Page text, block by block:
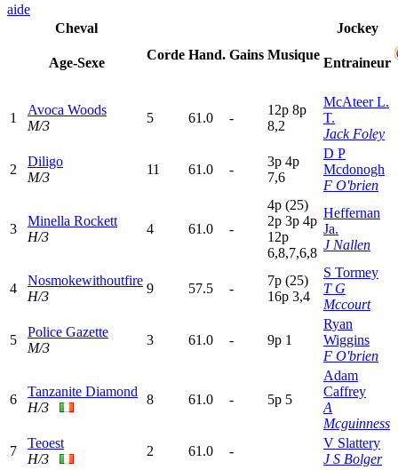
aide
Cheval
Age-Sexe
Corde Hand. Gains Musique
Jockey
Entraineur
1
Avoca Woods
M/3
5 61.0 -
12p 8p
8,2
McAteer L.
T.
Jack Foley
2
Diligo
M/3
11 61.0 -
3p 4p
7,6
D P
Mcdonogh
F O'brien
3
Minella Rockett
H/3
4 61.0 -
4p (25)
2p 3p 4p
12p
6,8,7,6,8
Heffernan
Ja.
J Nallen
4
Nosmokewithoutfire
H/3
9 57.5 -
7p (25)
16p 3,4
S Tormey
T G
Mccourt
5
Police Gazette
M/3
3 61.0 - 9p 1
Ryan
Wiggins
F O'brien
6
Tanzanite Diamond
H/3
8 61.0 - 5p 5
Adam
Caffrey
A
Mcguinness
7
Teoest
H/3
2 61.0 -
V Slattery
J S Bolger